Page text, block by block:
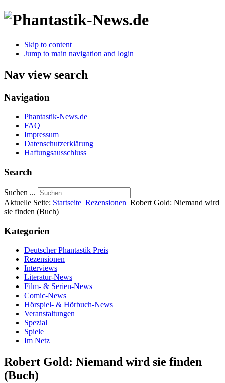
Skip to content
Jump to main navigation and login
Nav view search
Navigation
Phantastik-News.de
FAQ
Impressum
Datenschutzerklärung
Haftungsausschluss
Search
Suchen ...
Aktuelle Seite: Startseite Rezensionen Robert Gold: Niemand wird
sie finden (Buch)
Kategorien
Deutscher Phantastik Preis
Rezensionen
Interviews
Literatur-News
Film- & Serien-News
Comic-News
Hörspiel- & Hörbuch-News
Veranstaltungen
Spezial
Spiele
Im Netz
Robert Gold: Niemand wird sie finden
(Buch)